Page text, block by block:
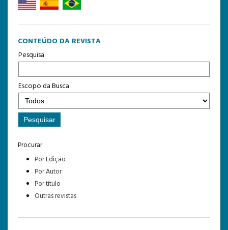
CONTEÚDO DA REVISTA
Pesquisa
Escopo da Busca
Procurar
Por Edição
Por Autor
Por título
Outras revistas